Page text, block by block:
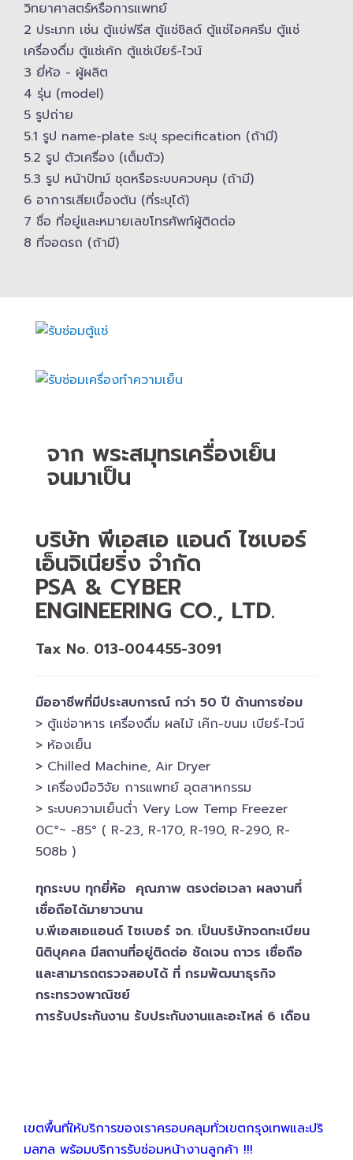
วิทยาศาสตร์​หรือการแพทย์
2 ประเภท เช่น ตู้แข่ฟรีส ตู้แช่ชิลด์ ตู้แช่ไอศครีม ตู้แช่
เครื่องดื่ม ตู้แช่เค้ก ตู้แช่เบียร์-ไวน์
3 ยี่ห้อ -​ ผู้ผลิต
4 รุ่น (model)
5 รูปถ่าย
5.1 รูป name-plate ระบุ specification (ถ้ามี)
5.2 รูป ตัวเครื่อง (เต็มตัว)
5.3 รูป หน้าปัทม์ ชุดหรือระบบควบคุม (ถ้ามี)​
6 อาการเสียเบื้องต้น (ที่ระบุได้)
7 ชื่อ ที่อยู่และ​หมายเลขโทรศัพท์​ผู้ติดต่อ
8 ที่จอดรถ (ถ้ามี)​
จาก พระสมุทรเครื่องเย็น
จนมาเป็น
บริษัท พีเอสเอ แอนด์ ไซเบอร์
เอ็นจิเนียริ่ง จำกัด
PSA & CYBER
ENGINEERING CO., LTD.
Tax No. 013-004455-3091
มืออาชีพที่มีประสบการณ์ กว่า 50 ปี ด้านการซ่อม
> ตู้แช่อาหาร เครื่องดื่ม ผลไม้ เค๊ก-ขนม เบียร์-ไวน์​
> ห้องเย็น
> Chilled​ Machine, Air Dryer
> เครื่องมือวิจัย การแพทย์​ อุตสาหกรรม
> ระบบความเย็นต่ำ Very Low Temp Freezer
0C°~ -​85° ( R-23, R-170, R-190, R-290, R-
508b )
ทุกระบบ ทุกยี่ห้อ คุณภาพ ตรงต่อเวลา ผลงานทึ่
เชื่อถือได้มายาวนาน
บ.พีเอสเอ​แอนด์ ไซเบอร์​ จก. เป็นบริษัทจดทะเบียน
นิติบุคคล​ มีสถานที่อยู่ติดต่อ ชัดเจน ถาวร เชื่อถือ
และสามารถตรวจสอบ​ได้ ที่ กรมพัฒนาธุรกิจ​
กระทรวงพาณิชย์
การรับประกันงาน รับประกันงานและอะไหล่ 6 เดือน
เขตพื้นที่ให้บริการของเราครอบคลุมทั่วเขตกรุงเทพและปริ
มลฑล พร้อมบริการรับซ่อมหน้างานลูกค้า !!!